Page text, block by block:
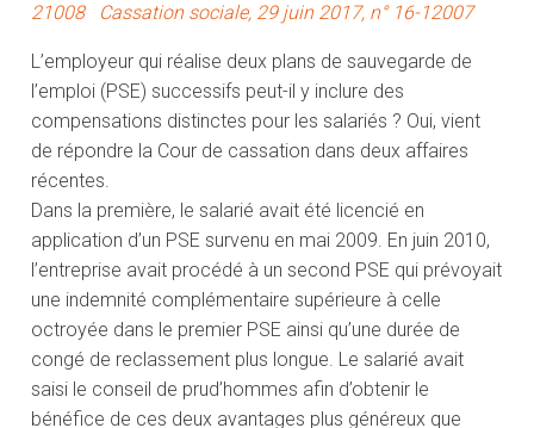
21008
Cassation sociale, 29 juin 2017, n° 16-12007
L’employeur qui réalise deux plans de sauvegarde de
l’emploi (PSE) successifs peut-il y inclure des
compensations distinctes pour les salariés ? Oui, vient
de répondre la Cour de cassation dans deux affaires
récentes.
Dans la première, le salarié avait été licencié en
application d’un PSE survenu en mai 2009. En juin 2010,
l’entreprise avait procédé à un second PSE qui prévoyait
une indemnité complémentaire supérieure à celle
octroyée dans le premier PSE ainsi qu’une durée de
congé de reclassement plus longue. Le salarié avait
saisi le conseil de prud’hommes afin d’obtenir le
bénéfice de ces deux avantages plus généreux que